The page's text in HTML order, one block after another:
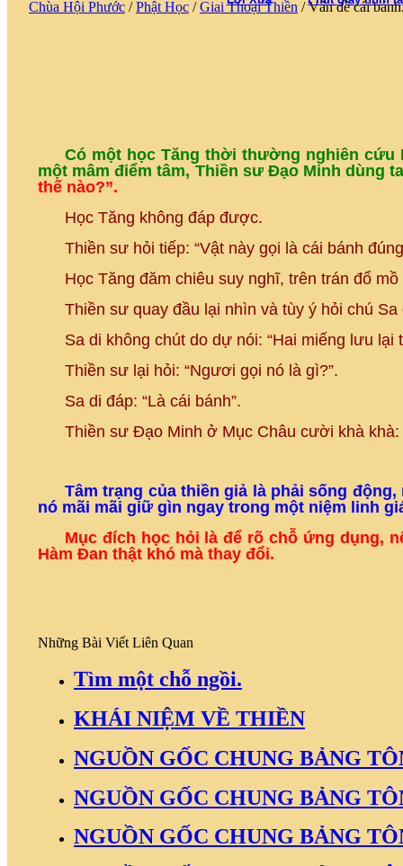
Chùa Hội Phước / Phật Học / Giai Thoại Thiền / Vấn đề cái
Có một học Tăng thời thường nghiên cứu
một mâm điểm tâm, Thiền sư Đạo Minh dùng
thế nào?”.
Học Tăng không đáp được.
Thiền sư hỏi tiếp: “Vật này gọi là cái bánh
Học Tăng đăm chiêu suy nghĩ, trên trán đổ
Thiền sư quay đầu lại nhìn và tùy ý hỏi chú
Sa di không chút do dự nói: “Hai miếng lưu lại
Thiền sư lại hỏi: “Ngươi gọi nó là gì?”.
Sa di đáp: “Là cái bánh”.
Thiền sư Đạo Minh ở Mục Châu cười khà
Tâm trạng của thiền giả là phải sống
nó mãi mãi giữ gìn ngay trong một niệm linh
Mục đích học hỏi là để rõ chỗ ứng dụng,
Hàm Đan thật khó mà thay đổi.
Những Bài Viết Liên Quan
Tìm một chỗ ngồi.
KHÁI NIỆM VỀ THIỀN
NGUỒN GỐC CHUNG BẢNG
NGUỒN GỐC CHUNG BẢNG
NGUỒN GỐC CHUNG BẢNG